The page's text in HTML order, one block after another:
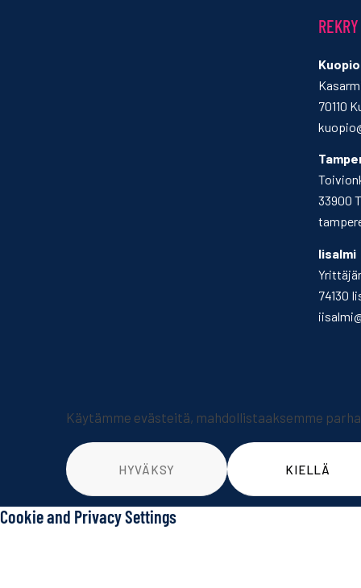
Kuopio
70110
33900
Iisalmi
74130
Käytämme evästeitä, mahdollistaaksemme
HYVÄKSY KIELLÄ
Cookie and Privacy Settings